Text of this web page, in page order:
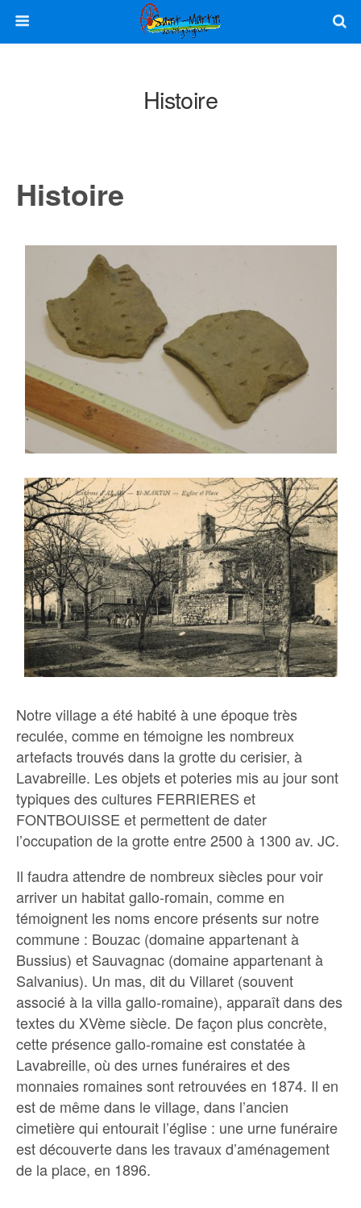
Histoire
Histoire
Notre village a été habité à une époque très
reculée, comme en témoigne les nombreux
artefacts trouvés dans la grotte du cerisier, à
Lavabreille. Les objets et poteries mis au jour sont
typiques des cultures FERRIERES et
FONTBOUISSE et permettent de dater
l’occupation de la grotte entre 2500 à 1300 av. JC.
Il faudra attendre de nombreux siècles pour voir
arriver un habitat gallo-romain, comme en
témoignent les noms encore présents sur notre
commune : Bouzac (domaine appartenant à
Bussius) et Sauvagnac (domaine appartenant à
Salvanius). Un mas, dit du Villaret (souvent
associé à la villa gallo-romaine), apparaît dans des
textes du XVème siècle. De façon plus concrète,
cette présence gallo-romaine est constatée à
Lavabreille, où des urnes funéraires et des
monnaies romaines sont retrouvées en 1874. Il en
est de même dans le village, dans l’ancien
cimetière qui entourait l’église : une urne funéraire
est découverte dans les travaux d’aménagement
de la place, en 1896.